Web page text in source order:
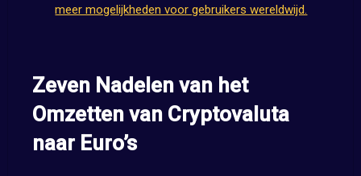
meer mogelijkheden voor gebruikers wereldwijd.
Zeven Nadelen van het
Omzetten van Cryptovaluta
naar Euro’s